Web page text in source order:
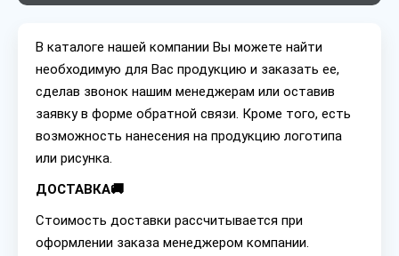
В каталоге нашей компании Вы можете найти
необходимую для Вас продукцию и заказать ее,
сделав звонок нашим менеджерам или оставив
заявку в форме обратной связи. Кроме того, есть
возможность нанесения на продукцию логотипа
или рисунка.
ДОСТАВКА🚚
Стоимость доставки рассчитывается при
оформлении заказа менеджером компании.